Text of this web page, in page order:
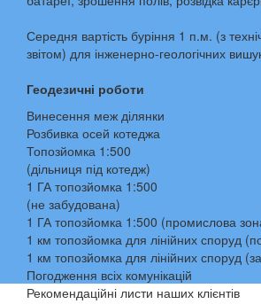
Середня вартість буріння 1 п.м. (з
звітом) для інженерно-геологічних
Геодезичні роботи
Винесення меж ділянки
Розбивка осей котеджа
Топозйомка 1:500
(дільниця під котедж)
1 ГА топозйомка 1:500
(не забудована)
1 ГА топозйомка 1:500 (промислова
1 км топозйомка для лінійних споруд
1 км топозйомка для лінійних споруд
Погодження всіх комунікацій
Рекомендаційні листи наших клієнтів